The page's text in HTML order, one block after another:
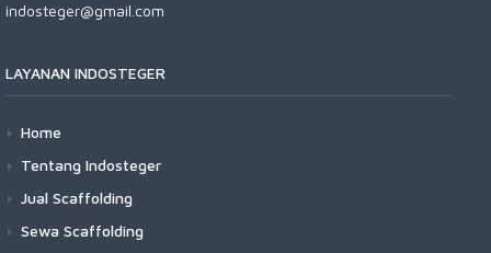
indosteger@gmail.com
LAYANAN INDOSTEGER
Home
Tentang Indosteger
Jual Scaffolding
Sewa Scaffolding